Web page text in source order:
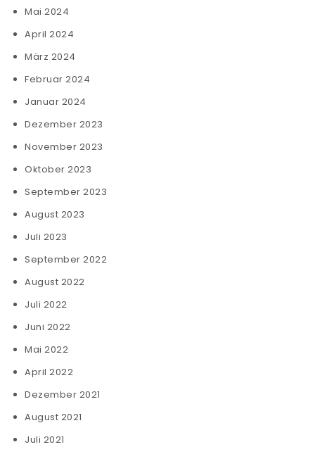
Mai 2024
April 2024
März 2024
Februar 2024
Januar 2024
Dezember 2023
November 2023
Oktober 2023
September 2023
August 2023
Juli 2023
September 2022
August 2022
Juli 2022
Juni 2022
Mai 2022
April 2022
Dezember 2021
August 2021
Juli 2021